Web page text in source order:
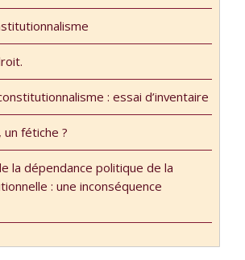
pour
et
peu
ne
de
un
: essai d’inventaire
fétiche ?
la dépendance politique de la
: une inconséquence